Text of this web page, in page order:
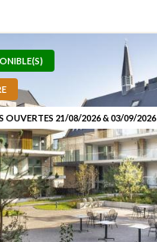
OUVERTES 21/08/2026 & 03/09/2026